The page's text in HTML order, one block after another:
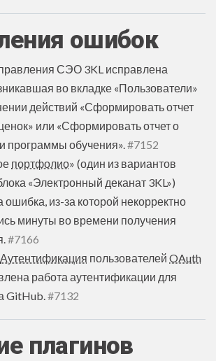
ошибок
СЭО 3KL исправлена
во вкладке «‎Пользователи»
действий «‎Сформировать отчет
или «‎Сформировать отчет о
программы обучения». #7152
портфолио» (один из вариантов
«Электронный деканат 3KL»)
ошибка, из-за которой некорректно
минуты во времени получения
#7166
Аутентификация пользователей OAuth
работа аутентификации для
GitHub. #7132
плагинов